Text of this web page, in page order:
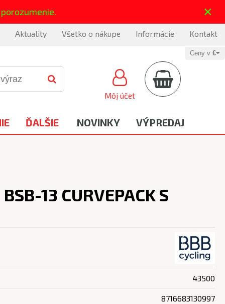
×
Aktuality Všetko o nákupe Informácie Kontakt
Môj účet
Ceny v €
ĎALŠIE NOVINKY VÝPREDAJ
13 CURVEPACK S
43500
8716683130997